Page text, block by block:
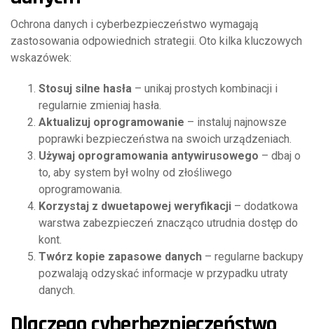
Ochrona danych i cyberbezpieczeństwo wymagają
zastosowania odpowiednich strategii. Oto kilka kluczowych
wskazówek:
Stosuj silne hasła – unikaj prostych kombinacji i
regularnie zmieniaj hasła.
Aktualizuj oprogramowanie – instaluj najnowsze
poprawki bezpieczeństwa na swoich urządzeniach.
Używaj oprogramowania antywirusowego – dbaj o
to, aby system był wolny od złośliwego
oprogramowania.
Korzystaj z dwuetapowej weryfikacji – dodatkowa
warstwa zabezpieczeń znacząco utrudnia dostęp do
kont.
Twórz kopie zapasowe danych – regularne backupy
pozwalają odzyskać informacje w przypadku utraty
danych.